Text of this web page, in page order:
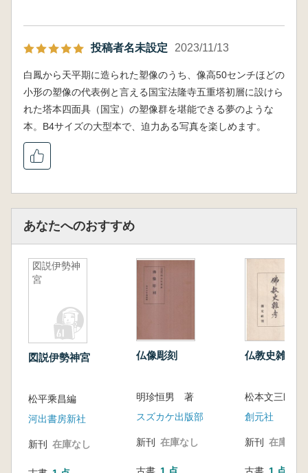
投稿者名未設定 2023/11/13
白鳳から天平期に造られた塑像のうち、像高50センチほどの
小形の塑像の代表例と言える国宝法隆寺五重塔初層に設けら
れた塔本四面具（国宝）の塑像群を堪能できる夢のような
本。B4サイズの大型本で、迫力ある写真を楽しめます。
あなたへのおすすめ
図説伊勢神
宮
図説伊勢神宮
松平乘昌編
河出書房新社
新刊 在庫なし
仏像彫刻
明珍恒男 著
スズカケ出版部
新刊 在庫なし
古書 1 点
仏教史雑考
松本文三郎
創元社
新刊 在庫なし
古書 1 点